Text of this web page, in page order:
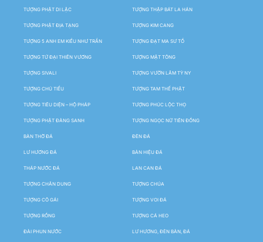
TƯỢNG PHẬT DI LẶC TƯỢNG THẬP BÁT LA HÁN
TƯỢNG PHẬT ĐỊA TẠNG TƯỢNG KIM CANG
TƯỢNG 5 ANH EM KIỀU NHƯ TRẦN TƯỢNG ĐẠT MA SƯ TỔ
TƯỢNG TỨ ĐẠI THIÊN VƯƠNG TƯỢNG MẬT TÔNG
TƯỢNG SIVALI TƯỢNG VƯỜN LÂM TỲ NY
TƯỢNG CHÚ TIỂU TƯỢNG TAM THẾ PHẬT
TƯỢNG TIÊU DIỆN – HỘ PHÁP TƯỢNG PHÚC LỘC THỌ
TƯỢNG PHẬT ĐẢNG SANH TƯỢNG NGỌC NỮ TIÊN ĐỒNG
BÀN THỜ ĐÁ ĐÈN ĐÁ
LƯ HƯƠNG ĐÁ BẢN HIỆU ĐÁ
THÁP NƯỚC ĐÁ LAN CAN ĐÁ
TƯỢNG CHÂN DUNG TƯỢNG CHÚA
TƯỢNG CÔ GÁI TƯỢNG VOI ĐÁ
TƯỢNG RỒNG TƯỢNG CÁ HEO
ĐÀI PHUN NƯỚC LƯ HƯƠNG, ĐÈN BÀN, ĐÁ